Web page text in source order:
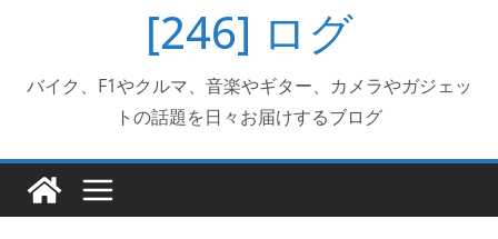
[246] ログ
バイク、F1やクルマ、音楽やギター、カメラやガジェッ
トの話題を日々お届けするブログ